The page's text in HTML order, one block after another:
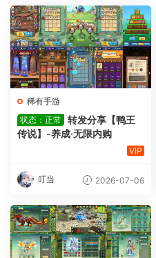
稀有手游
状态：正常
转发分享【鸭王
传说】-养成·无限内购
VIP
叮当 2026-07-06